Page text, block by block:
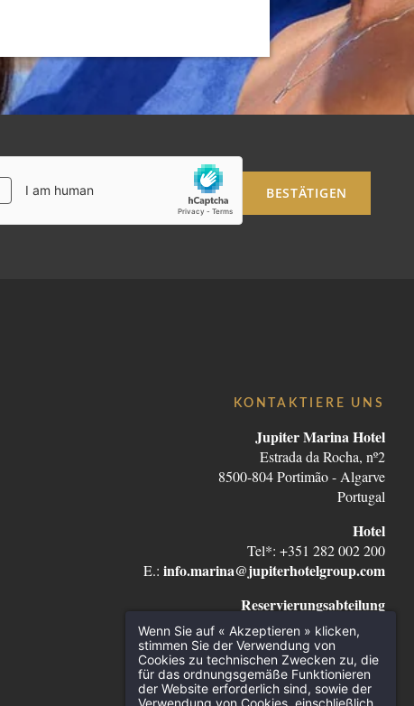
BESTÄTIGEN
KONTAKTIERE UNS
Jupiter Marina Hotel
Estrada da Rocha, nº2
8500-804 Portimão - Algarve
Portugal
Hotel
Tel*: +351 282 002 200
E.: info.marina@jupiterhotelgroup.com
Reservierungsabteilung
Tel*: +351 282 105 500
E.:reservas@jupiterhotelgroup.com
*Anruf ins nationale Festnetz
Wenn Sie auf « Akzeptieren » klicken,
stimmen Sie der Verwendung von
Cookies zu technischen Zwecken zu, die
für das ordnungsgemäße Funktionieren
der Website erforderlich sind, sowie der
Verwendung von Cookies, einschließlich